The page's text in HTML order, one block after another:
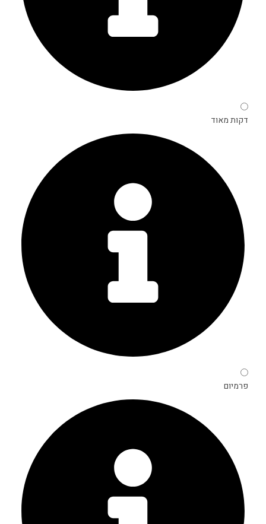
דקות מאוד
פרמיום